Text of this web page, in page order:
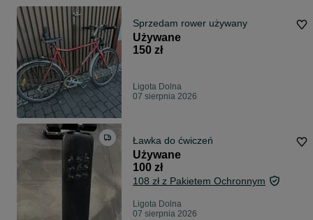
Sprzedam rower używany
Używane
150 zł
Ligota Dolna
07 sierpnia 2026
Ławka do ćwiczeń
Używane
100 zł
108 zł z Pakietem Ochronnym
Ligota Dolna
07 sierpnia 2026